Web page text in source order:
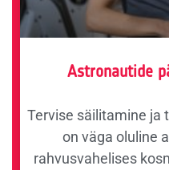
Astronautide
Tervise säilitamine ja
on väga oluline
rahvusvahelises